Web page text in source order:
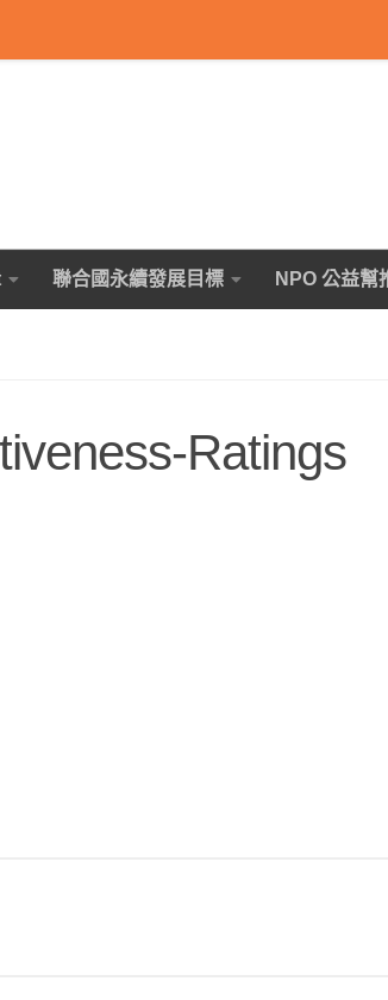
聯合國永續發展目標 NPO 公益幫
Ratings